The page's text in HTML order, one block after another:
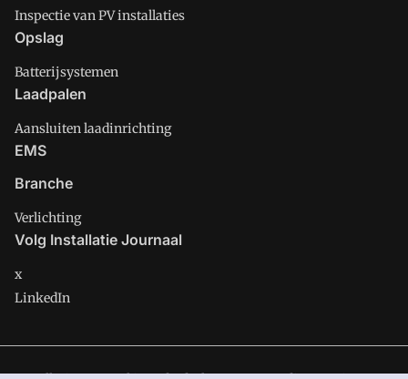
Inspectie van PV installaties
Opslag
Batterijsystemen
Laadpalen
Aansluiten laadinrichting
EMS
Branche
Verlichting
Volg Installatie Journaal
x
LinkedIn